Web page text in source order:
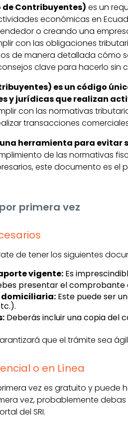
de Contribuyentes) es un
económicas en
o creando una
con las obligaciones
de manera detallada cómo
clave para hacerlo sin
es un código
y jurídicas que realizan
con las normativas
transacciones
una herramienta para evitar
de las normativas
este documento es el
primera vez
de tener los siguientes
vigente: Es
presentar el
domiciliaria: Este puede ser
Deberás incluir una copia del
que el trámite sea
o en Línea
vez es gratuito y puede
vez, probablemente
del SRI.